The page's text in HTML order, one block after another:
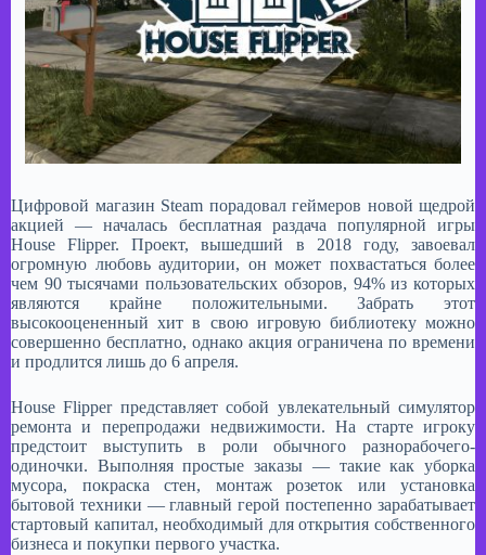
Цифровой магазин Steam порадовал геймеров новой щедрой
акцией — началась бесплатная раздача популярной игры
House Flipper. Проект, вышедший в 2018 году, завоевал
огромную любовь аудитории, он может похвастаться более
чем 90 тысячами пользовательских обзоров, 94% из которых
являются крайне положительными. Забрать этот
высокооцененный хит в свою игровую библиотеку можно
совершенно бесплатно, однако акция ограничена по времени
и продлится лишь до 6 апреля.
House Flipper представляет собой увлекательный симулятор
ремонта и перепродажи недвижимости. На старте игроку
предстоит выступить в роли обычного разнорабочего-
одиночки. Выполняя простые заказы — такие как уборка
мусора, покраска стен, монтаж розеток или установка
бытовой техники — главный герой постепенно зарабатывает
стартовый капитал, необходимый для открытия собственного
бизнеса и покупки первого участка.